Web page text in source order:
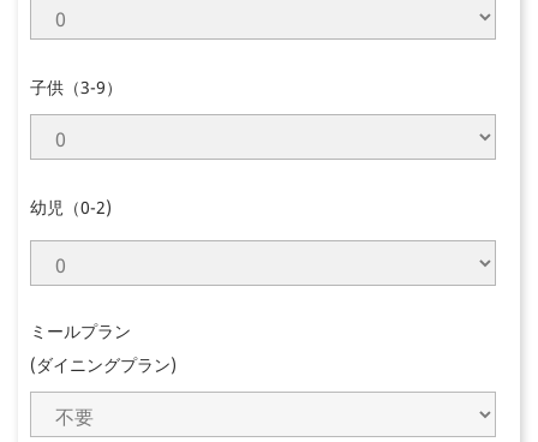
子供（3-9）
幼児（0-2)
ミールプラン
(ダイニングプラン)